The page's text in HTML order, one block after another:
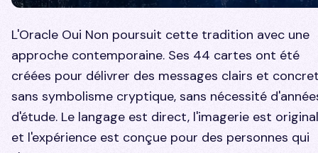
L'Oracle Oui Non poursuit cette tradition avec une
approche contemporaine. Ses 44 cartes ont été
créées pour délivrer des messages clairs et
sans symbolisme cryptique, sans nécessité
d'étude. Le langage est direct, l'imagerie est
et l'expérience est conçue pour des personnes qui